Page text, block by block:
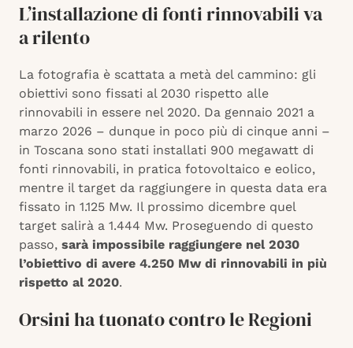
L’installazione di fonti rinnovabili va
a rilento
La fotografia è scattata a metà del cammino: gli
obiettivi sono fissati al 2030 rispetto alle
rinnovabili in essere nel 2020. Da gennaio 2021 a
marzo 2026 – dunque in poco più di cinque anni –
in Toscana sono stati installati 900 megawatt di
fonti rinnovabili, in pratica fotovoltaico e eolico,
mentre il target da raggiungere in questa data era
fissato in 1.125 Mw. Il prossimo dicembre quel
target salirà a 1.444 Mw. Proseguendo di questo
passo, sarà impossibile raggiungere nel 2030
l’obiettivo di avere 4.250 Mw di rinnovabili in più
rispetto al 2020.
Orsini ha tuonato contro le Regioni